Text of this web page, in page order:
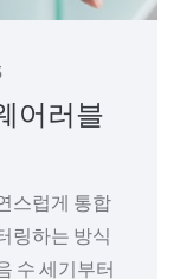
어러블
스럽게 통합
링하는 방식
수 세기부터